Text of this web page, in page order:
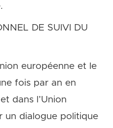
DE SUIVI DU
européenne et le
fois par an en
dans l’Union
un dialogue politique